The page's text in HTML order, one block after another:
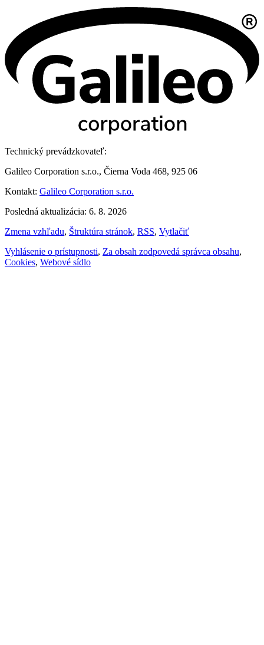
Technický prevádzkovateľ:
Galileo Corporation s.r.o., Čierna Voda 468, 925 06
Kontakt: Galileo Corporation s.r.o.
Posledná aktualizácia: 6. 8. 2026
Zmena vzhľadu, Štruktúra stránok, RSS, Vytlačiť
Vyhlásenie o prístupnosti, Za obsah zodpovedá správca obsahu,
Cookies, Webové sídlo